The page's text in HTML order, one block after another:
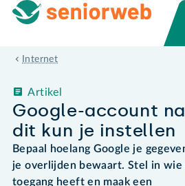
Internet
Google-account
dit kun je instellen
Artikel
Bepaal hoelang Google je
je overlijden bewaart. Stel in wie
toegang heeft en maak een